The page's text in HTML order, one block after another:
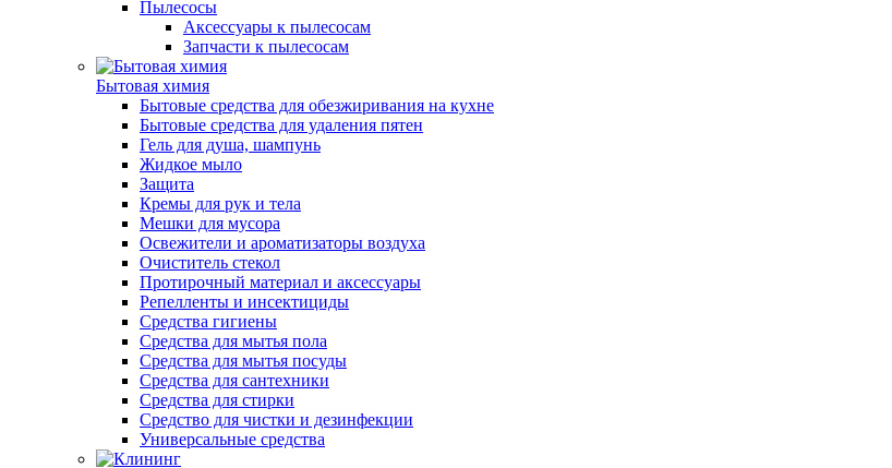
Пылесосы
Аксессуары к пылесосам
Запчасти к пылесосам
Бытовая химия
Бытовые средства для обезжиривания на кухне
Бытовые средства для удаления пятен
Гель для душа, шампунь
Жидкое мыло
Защита
Кремы для рук и тела
Мешки для мусора
Освежители и ароматизаторы воздуха
Очиститель стекол
Протирочный материал и аксессуары
Репелленты и инсектициды
Средства гигиены
Средства для мытья пола
Средства для мытья посуды
Средства для сантехники
Средства для стирки
Средство для чистки и дезинфекции
Универсальные средства